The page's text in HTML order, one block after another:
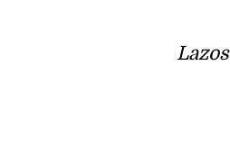
Lazos